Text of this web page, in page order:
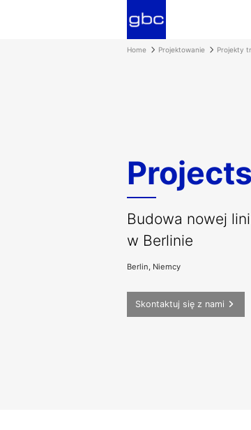
Home Projektowanie Projekty
Projects
Budowa nowej
w Berlinie
Berlin, Niemcy
Skontaktuj się z nami